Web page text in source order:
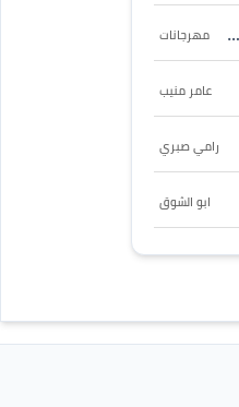
مهرجانات
عامر منيب
رامي صبري
ابو الشوق